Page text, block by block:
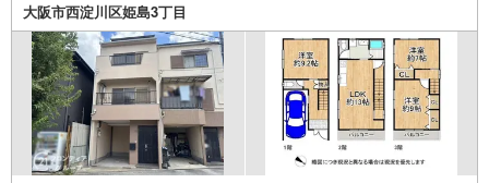
大阪市西淀川区姫島3丁目